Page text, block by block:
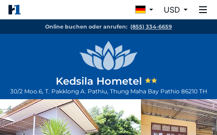
USD
Online buchen oder anrufen: (855) 334-6659
Kedsila Hometel
30/2 Moo.6, T. Pakklong A. Pathiu, Thung Maha Bay Pathio 86210 TH